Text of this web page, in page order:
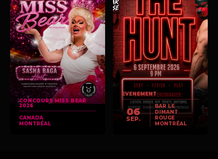
CONCOURS MISS BEAR
2026
CANADA
MONTRÉAL
EVENEMENT
06
SEP.
BAR LE
DIMANT
ROUGE
MONTRÉAL